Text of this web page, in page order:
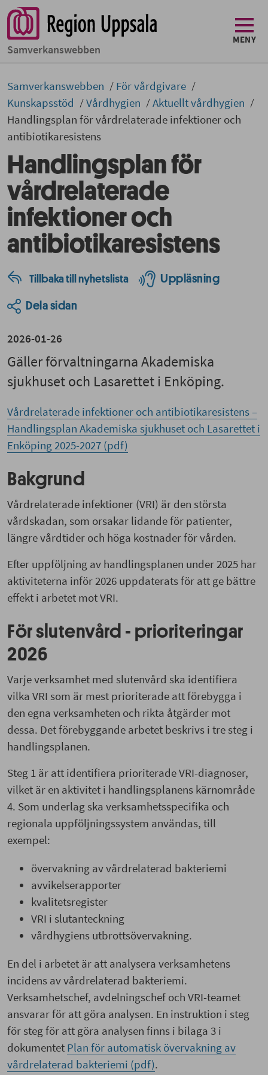
Samverkans­­webben
MENY
Samverkans­­­webben
För vårdgivare
Kunskapsstöd
Vårdhygien
Aktuellt vårdhygien
Handlingsplan för vårdrelaterade infektioner och
antibiotikaresistens
Handlingsplan för
vårdrelaterade
infektioner och
antibiotikaresistens
Tillbaka till nyhetslista Uppläsning
Dela sidan
2026-01-26
Gäller förvaltningarna Akademiska
sjukhuset och Lasarettet i Enköping.
Vårdrelaterade infektioner och antibiotikaresistens –
Handlingsplan Akademiska sjukhuset och Lasarettet i
Enköping 2025-2027 (pdf)
Bakgrund
Vårdrelaterade infektioner (VRI) är den största
vårdskadan, som orsakar lidande för patienter,
längre vårdtider och höga kostnader för vården.
Efter uppföljning av handlingsplanen under 2025 har
aktiviteterna inför 2026 uppdaterats för att ge bättre
effekt i arbetet mot VRI.
För slutenvård - prioriteringar
2026
Varje verksamhet med slutenvård ska identifiera
vilka VRI som är mest prioriterade att förebygga i
den egna verksamheten och rikta åtgärder mot
dessa. Det förebyggande arbetet beskrivs i tre steg i
handlingsplanen.
Steg 1 är att identifiera prioriterade VRI-diagnoser,
vilket är en aktivitet i handlingsplanens kärnområde
4. Som underlag ska verksamhetsspecifika och
regionala uppföljningssystem användas, till
exempel:
övervakning av vårdrelaterad bakteriemi
avvikelserapporter
kvalitetsregister
VRI i slutanteckning
vårdhygiens utbrottsövervakning.
En del i arbetet är att analysera verksamhetens
incidens av vårdrelaterad bakteriemi.
Verksamhetschef, avdelningschef och VRI-teamet
ansvarar för att göra analysen. En instruktion i steg
för steg för att göra analysen finns i bilaga 3 i
dokumentet Plan för automatisk övervakning av
vårdrelaterad bakteriemi (pdf).